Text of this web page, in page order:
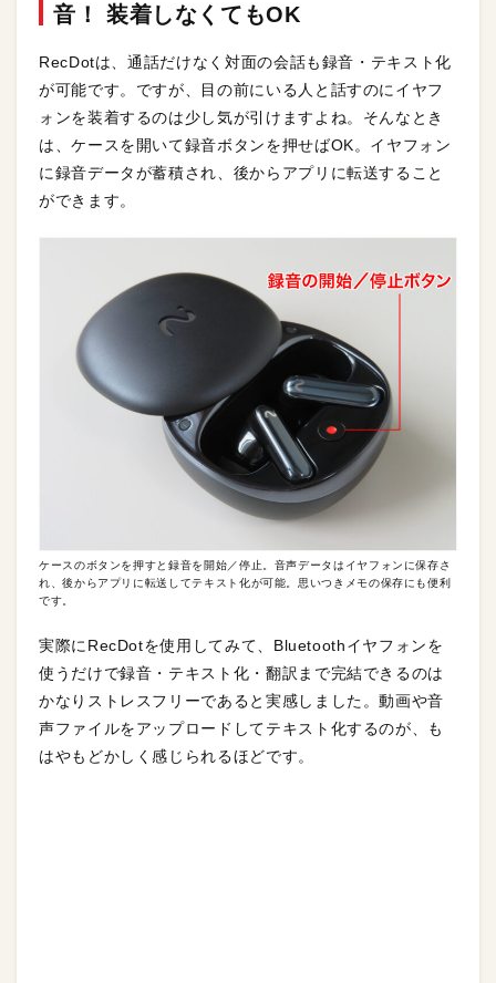
音！ 装着しなくてもOK
RecDotは、通話だけなく対面の会話も録音・テキスト化
が可能です。ですが、目の前にいる人と話すのにイヤフ
ォンを装着するのは少し気が引けますよね。そんなとき
は、ケースを開いて録音ボタンを押せばOK。イヤフォン
に録音データが蓄積され、後からアプリに転送すること
ができます。
ケースのボタンを押すと録音を開始／停止。音声データはイヤフォンに保存さ
れ、後からアプリに転送してテキスト化が可能。思いつきメモの保存にも便利
です。
実際にRecDotを使用してみて、Bluetoothイヤフォンを
使うだけで録音・テキスト化・翻訳まで完結できるのは
かなりストレスフリーであると実感しました。動画や音
声ファイルをアップロードしてテキスト化するのが、も
はやもどかしく感じられるほどです。